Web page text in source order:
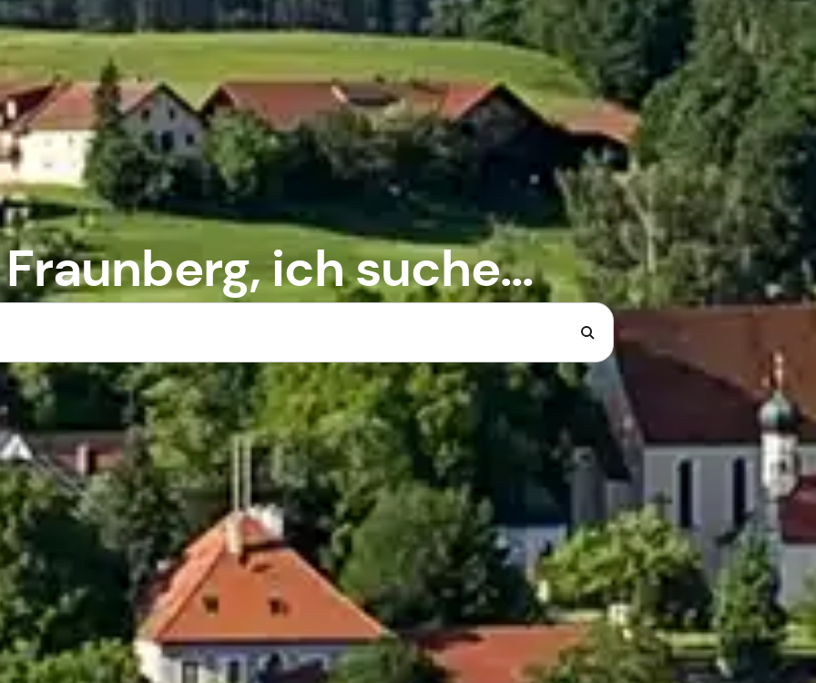
ich suche...